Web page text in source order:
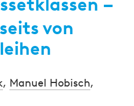
–
von
, Manuel Hobisch,